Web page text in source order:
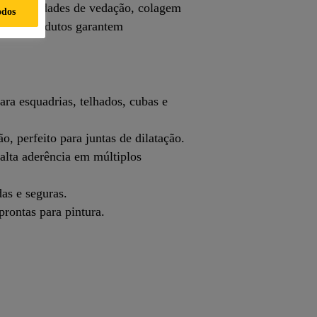
de vedação, colagem
os produtos garantem
esquadrias, telhados, cubas e
perfeito para juntas de dilatação.
aderência em múltiplos
e seguras.
para pintura.